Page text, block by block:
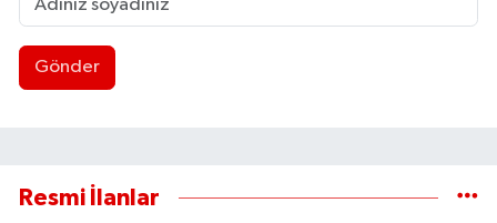
Gönder
Resmi İlanlar